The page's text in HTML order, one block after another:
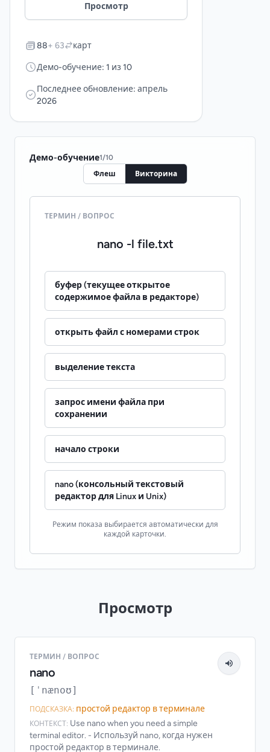
Просмотр
88+ 63 карт
Демо-обучение: 1 из 10
Последнее обновление: апрель
2026
Демо-обучение1/10
Флеш Викторина
ТЕРМИН / ВОПРОС
nano -l file.txt
буфер (текущее открытое
содержимое файла в редакторе)
открыть файл с номерами строк
выделение текста
запрос имени файла при
сохранении
начало строки
nano (консольный текстовый
редактор для Linux и Unix)
Режим показа выбирается автоматически для
каждой карточки.
Просмотр
ТЕРМИН / ВОПРОС
nano
[ˈnænoʊ]
ПОДСКАЗКА: простой редактор в терминале
КОНТЕКСТ: Use nano when you need a simple
terminal editor. - Используй nano, когда нужен
простой редактор в терминале.